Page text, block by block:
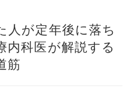
人が定年後に落ち
科医が解説する
筋